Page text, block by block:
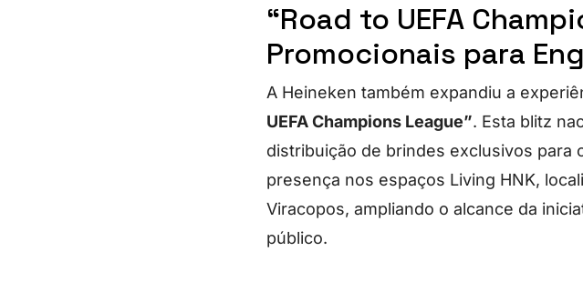
“Road to UEFA
Promocionais para
A Heineken também expandiu a
UEFA Champions League”. Esta blitz
distribuição de brindes exclusivos para
presença nos espaços Living HNK,
Viracopos, ampliando o alcance da
público.